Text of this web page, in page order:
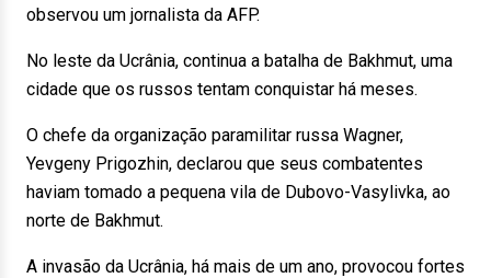
observou um jornalista da AFP.
No leste da Ucrânia, continua a batalha de Bakhmut, uma
cidade que os russos tentam conquistar há meses.
O chefe da organização paramilitar russa Wagner,
Yevgeny Prigozhin, declarou que seus combatentes
haviam tomado a pequena vila de Dubovo-Vasylivka, ao
norte de Bakhmut.
A invasão da Ucrânia, há mais de um ano, provocou fortes